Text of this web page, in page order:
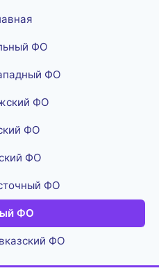
ФО
ФО
ФО
ФО
ФО
ФО
ФО
ФО